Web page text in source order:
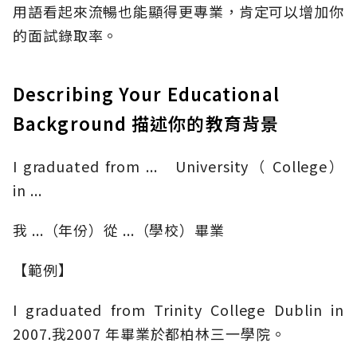
用語看起來流暢也能顯得更專業，肯定可以增加你
的面試錄取率。
Describing Your Educational
Background 描述你的教育背景
I graduated from ... University（ College）
in ...
我 ...（年份）從 ...（學校）畢業
【範例】
I graduated from Trinity College Dublin in
2007.我2007 年畢業於都柏林三一學院。